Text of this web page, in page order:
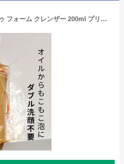
【公式】パーフェクト オイル トゥ フォーム クレンザー 200ml プリメラ コスメ 韓国コスメ クレンジング 洗顔不要 ダブル洗顔 W洗顔 洗顔フォーム 泡洗顔 メイク落とし フェイシャル 毛穴ケア 乾燥肌 肌荒れ